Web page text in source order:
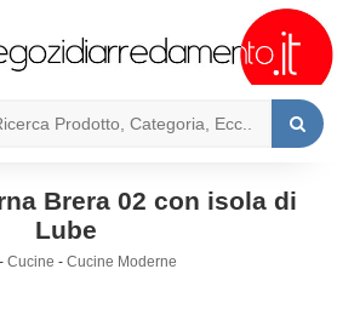
Brera 02 con isola di
Lube
- Cucine - Cucine Moderne